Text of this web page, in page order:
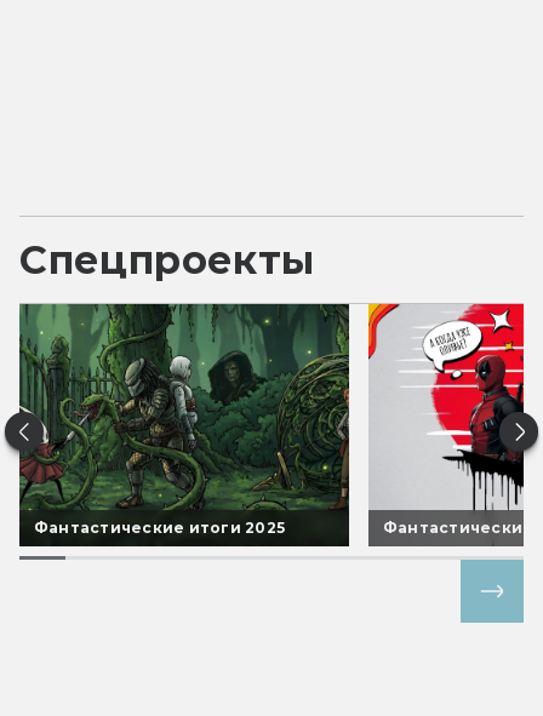
Спецпроекты
Фантастические итоги 2025 Фантастические